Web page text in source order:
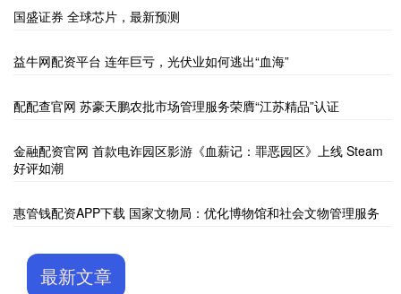
国盛证券 全球芯片，最新预测
益牛网配资平台 连年巨亏，光伏业如何逃出“血海”
配配查官网 苏豪天鹏农批市场管理服务荣膺“江苏精品”认证
金融配资官网 首款电诈园区影游《血薪记：罪恶园区》上线 Steam
好评如潮
惠管钱配资APP下载 国家文物局：优化博物馆和社会文物管理服务
最新文章